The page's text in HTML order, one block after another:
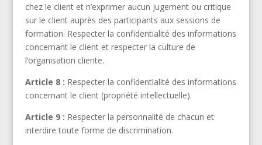
chez le client et n’exprimer aucun jugement ou critique
sur le client auprès des participants aux sessions de
formation. Respecter la confidentialité des informations
concernant le client et respecter la culture de
l’organisation cliente.
Article 8 : Respecter la confidentialité des informations
concernant le client (propriété intellectuelle).
Article 9 : Respecter la personnalité de chacun et
interdire toute forme de discrimination.